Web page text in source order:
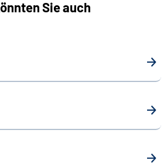
Sie auch